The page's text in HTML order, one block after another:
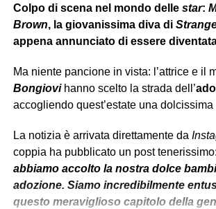
Colpo di scena nel mondo delle star:
Brown, la giovanissima diva di
appena annunciato di essere
Ma niente pancione in vista: l’attrice e il
Bongiovihanno scelto la strada dell’
accogliendo quest’estate una dolcissima
La notizia è arrivata direttamente da
coppia ha pubblicato un post tenerissimo:
abbiamo accolto la nostra dolce
adozione. Siamo incredibilmente
questo meraviglioso capitolo della